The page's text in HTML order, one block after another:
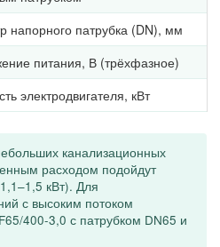
напорного патрубка (DN), мм
питания, В (трёхфазное)
электродвигателя, кВт
канализационных
расходом подойдут
кВт). Для
с высоким потоком
400-3,0 с патрубком DN65 и